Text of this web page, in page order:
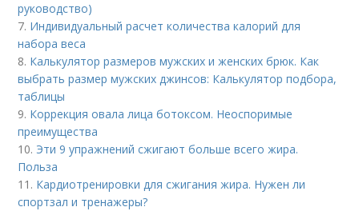
руководство)
7. Индивидуальный расчет количества калорий для
набора веса
8. Калькулятор размеров мужских и женских брюк. Как
выбрать размер мужских джинсов: Калькулятор подбора,
таблицы
9. Коррекция овала лица ботоксом. Неоспоримые
преимущества
10. Эти 9 упражнений сжигают больше всего жира.
Польза
11. Кардиотренировки для сжигания жира. Нужен ли
спортзал и тренажеры?